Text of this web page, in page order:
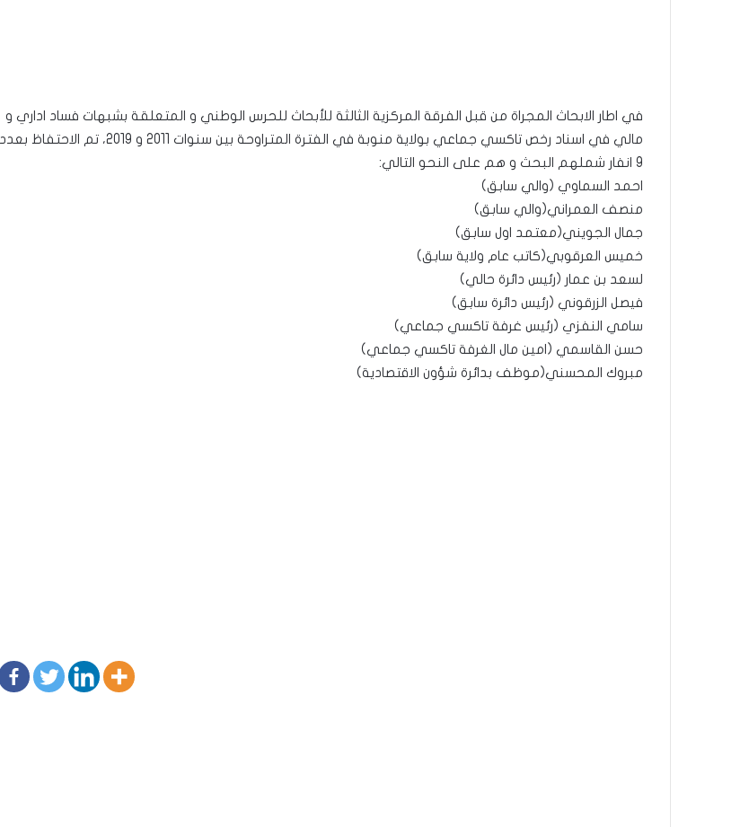
في اطار الابحاث المجراة من قبل الفرقة المركزية الثالثة للأبحاث للحرس الوطني و المتعلقة بشبهات فساد اداري و
مالي في اسناد رخص تاكسي جماعي بولاية منوبة في الفترة المتراوحة بين سنوات 2011 و 2019، تم الاحتفاظ بعدد
9 انفار شملهم البحث و هم على النحو التالي:
احمد السماوي (والي سابق)
منصف العمراني(والي سابق)
جمال الجويني(معتمد اول سابق)
خميس العرقوبي(كاتب عام ولاية سابق)
لسعد بن عمار (رئيس دائرة حالي)
فيصل الزرقوني (رئيس دائرة سابق)
سامي النفزي (رئيس غرفة تاكسي جماعي)
حسن القاسمي (امين مال الغرفة تاكسي جماعي)
مبروك المحسني(موظف بدائرة شؤون الاقتصادية)